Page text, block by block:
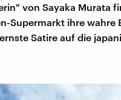
von Sayaka Murata
Supermarkt ihre
Satire auf die